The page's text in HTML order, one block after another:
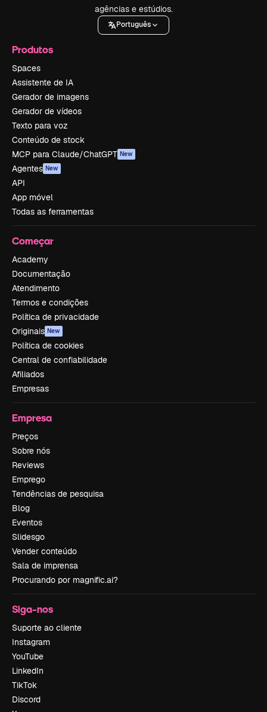
agências e estúdios.
Português
Produtos
Spaces
Assistente de IA
Gerador de imagens
Gerador de vídeos
Texto para voz
Conteúdo de stock
MCP para Claude/ChatGPT New
Agentes New
API
App móvel
Todas as ferramentas
Começar
Academy
Documentação
Atendimento
Termos e condições
Política de privacidade
Originais New
Política de cookies
Central de confiabilidade
Afiliados
Empresas
Empresa
Preços
Sobre nós
Reviews
Emprego
Tendências de pesquisa
Blog
Eventos
Slidesgo
Vender conteúdo
Sala de imprensa
Procurando por magnific.ai?
Siga-nos
Suporte ao cliente
Instagram
YouTube
LinkedIn
TikTok
Discord